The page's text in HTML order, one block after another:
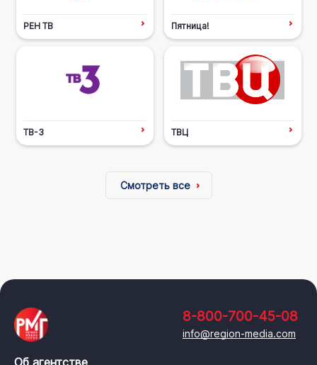
РЕН ТВ Пятница!
ТВ-3 ТВЦ
Смотреть все
8-800-700-45-08
info@region-media.com
Об агентстве